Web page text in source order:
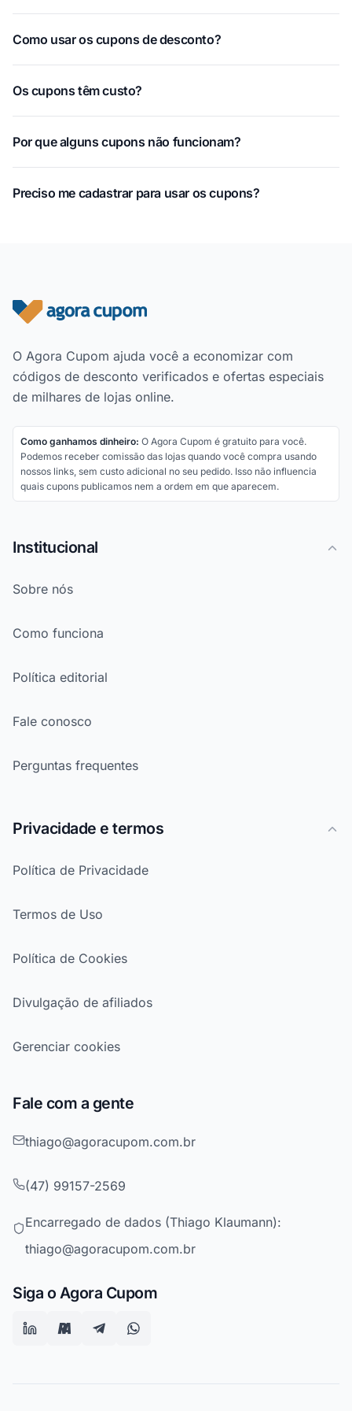
Como usar os cupons de desconto?
Os cupons têm custo?
Por que alguns cupons não funcionam?
Preciso me cadastrar para usar os cupons?
Rodapé do site
O Agora Cupom ajuda você a economizar com
códigos de desconto verificados e ofertas especiais
de milhares de lojas online.
Como ganhamos dinheiro: O Agora Cupom é gratuito para você.
Podemos receber comissão das lojas quando você compra usando
nossos links, sem custo adicional no seu pedido. Isso não influencia
quais cupons publicamos nem a ordem em que aparecem.
Institucional
Sobre nós
Como funciona
Política editorial
Fale conosco
Perguntas frequentes
Privacidade e termos
Política de Privacidade
Termos de Uso
Política de Cookies
Divulgação de afiliados
Gerenciar cookies
Fale com a gente
thiago@agoracupom.com.br
(47) 99157-2569
Encarregado de dados (Thiago Klaumann):
thiago@agoracupom.com.br
Siga o Agora Cupom